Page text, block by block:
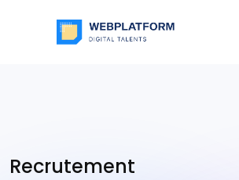
Recrutement